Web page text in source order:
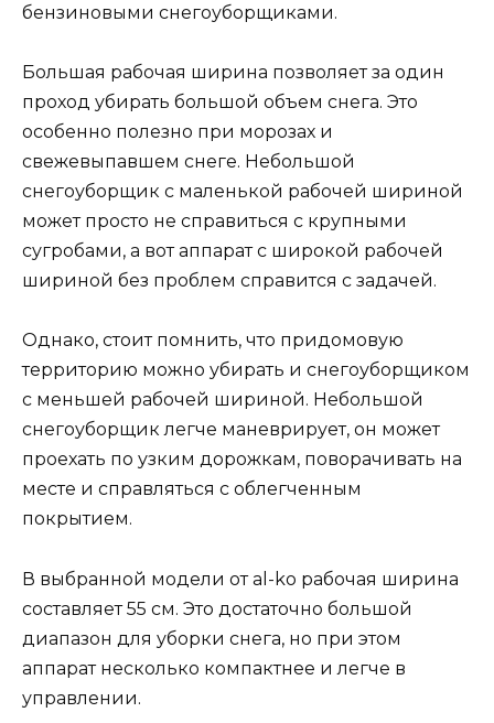
бензиновыми снегоуборщиками.
Большая рабочая ширина позволяет за один
проход убирать большой объем снега. Это
особенно полезно при морозах и
свежевыпавшем снеге. Небольшой
снегоуборщик с маленькой рабочей шириной
может просто не справиться с крупными
сугробами, а вот аппарат с широкой рабочей
шириной без проблем справится с задачей.
Однако, стоит помнить, что придомовую
территорию можно убирать и снегоуборщиком
с меньшей рабочей шириной. Небольшой
снегоуборщик легче маневрирует, он может
проехать по узким дорожкам, поворачивать на
месте и справляться с облегченным
покрытием.
В выбранной модели от al-ko рабочая ширина
составляет 55 см. Это достаточно большой
диапазон для уборки снега, но при этом
аппарат несколько компактнее и легче в
управлении.